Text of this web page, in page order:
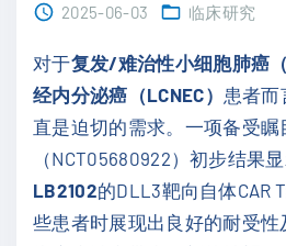
2025-06-03 临床研究
对于复发/难治性小细胞肺癌
经内分泌癌（LCNEC） 患者而
直是迫切的需求。一项备受瞩
（NCT05680922）初步结果
LB2102的DLL3靶向自体CAR
些患者时展现出良好的耐受性